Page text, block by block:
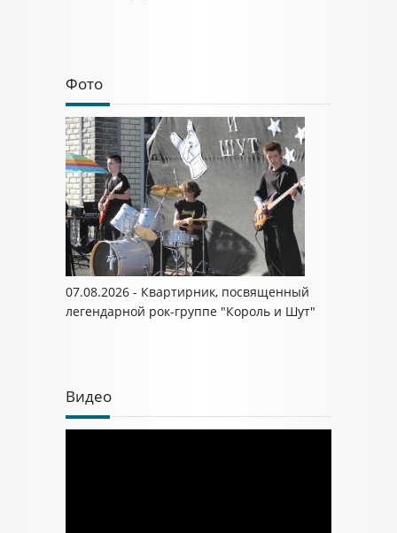
Фото
07.08.2026 - Квартирник, посвященный
легендарной рок-группе "Король и Шут"
Видео